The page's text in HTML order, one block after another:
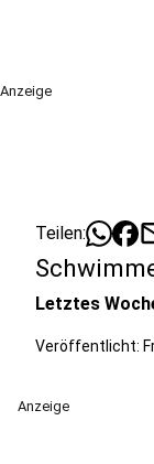
Anzeige
Teilen:
Letztes
Veröffentlicht:
Anzeige